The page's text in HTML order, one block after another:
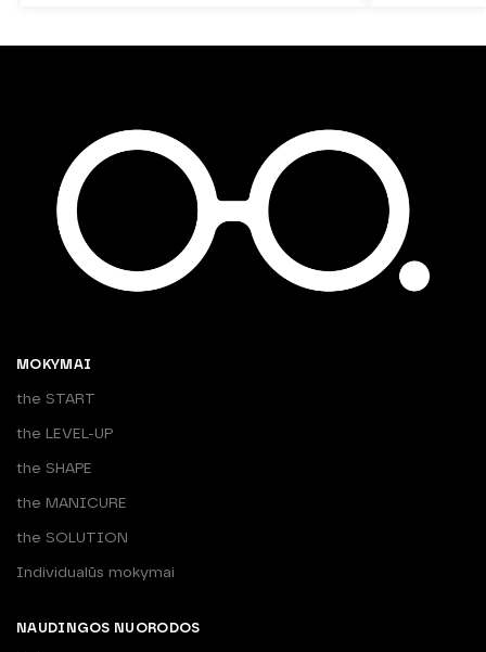
MOKYMAI
the START
the LEVEL-UP
the SHAPE
the MANICURE
the SOLUTION
Individualūs mokymai
NAUDINGOS NUORODOS